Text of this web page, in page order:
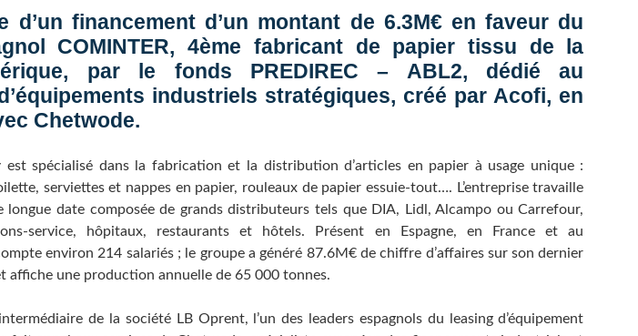
d’un financement d’un montant de 6.3M€ en faveur du
COMINTER, 4ème fabricant de papier tissu de la
par le fonds PREDIREC – ABL2, dédié au
industriels stratégiques, créé par Acofi, en
Chetwode.
est spécialisé dans la fabrication et la distribution d’articles en papier à usage unique :
serviettes et nappes en papier, rouleaux de papier essuie-tout…. L’entreprise travaille
longue date composée de grands distributeurs tels que DIA, Lidl, Alcampo ou Carrefour,
service, hôpitaux, restaurants et hôtels. Présent en Espagne, en France et au
environ 214 salariés ; le groupe a généré 87.6M€ de chiffre d’affaires sur son dernier
affiche une production annuelle de 65 000 tonnes.
de la société LB Oprent, l’un des leaders espagnols du leasing d’équipement